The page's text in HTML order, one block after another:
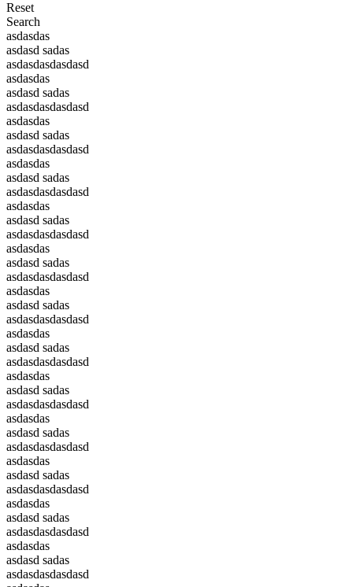
Reset
Search
asdasdas
asdasd sadas
asdasdasdasdasd
asdasdas
asdasd sadas
asdasdasdasdasd
asdasdas
asdasd sadas
asdasdasdasdasd
asdasdas
asdasd sadas
asdasdasdasdasd
asdasdas
asdasd sadas
asdasdasdasdasd
asdasdas
asdasd sadas
asdasdasdasdasd
asdasdas
asdasd sadas
asdasdasdasdasd
asdasdas
asdasd sadas
asdasdasdasdasd
asdasdas
asdasd sadas
asdasdasdasdasd
asdasdas
asdasd sadas
asdasdasdasdasd
asdasdas
asdasd sadas
asdasdasdasdasd
asdasdas
asdasd sadas
asdasdasdasdasd
asdasdas
asdasd sadas
asdasdasdasdasd